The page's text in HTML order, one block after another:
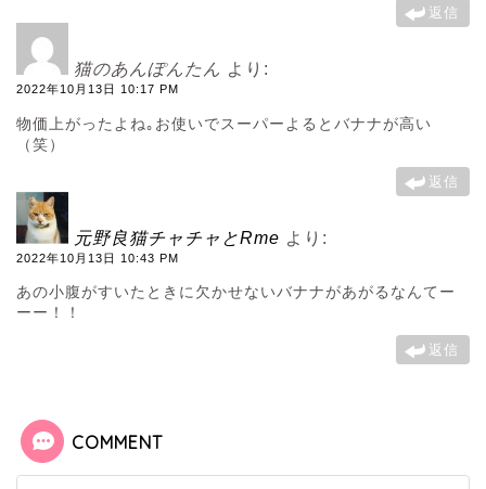
返信
猫のあんぽんたん より:
2022年10月13日 10:17 PM
物価上がったよね｡お使いでスーパーよるとバナナが高い
（笑）
返信
元野良猫チャチャとRme より:
2022年10月13日 10:43 PM
あの小腹がすいたときに欠かせないバナナがあがるなんてー
ーー！！
返信
COMMENT